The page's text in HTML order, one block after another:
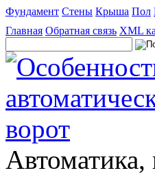
Фундамент Стены Крыша Пол
Главная Обратная связь XML
Автоматика,